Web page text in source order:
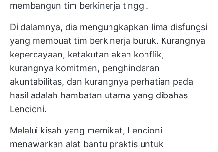
membangun tim berkinerja tinggi.
Di dalamnya, dia mengungkapkan lima disfungsi
yang membuat tim berkinerja buruk. Kurangnya
kepercayaan, ketakutan akan konflik,
kurangnya komitmen, penghindaran
akuntabilitas, dan kurangnya perhatian pada
hasil adalah hambatan utama yang dibahas
Lencioni.
Melalui kisah yang memikat, Lencioni
menawarkan alat bantu praktis untuk